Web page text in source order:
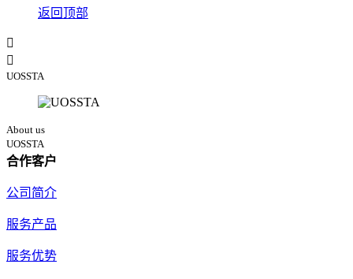
返回顶部


UOSSTA
About us
UOSSTA
合作客户
公司简介
服务产品
服务优势